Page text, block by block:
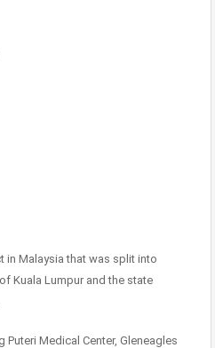
in Malaysia that was split into
Kuala Lumpur and the state
Medical Center, Gleneagles